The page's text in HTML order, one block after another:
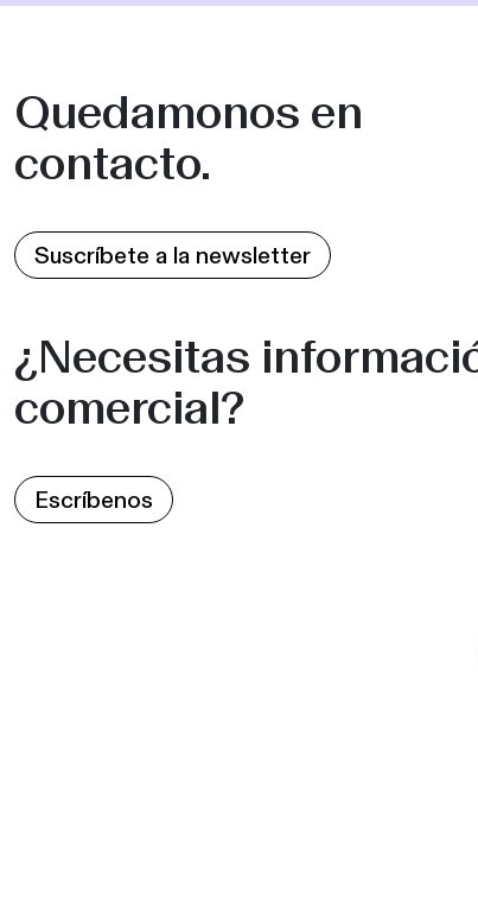
Quedamonos en
contacto.
Suscríbete a la newsletter
¿Necesitas
comercial?
Escríbenos